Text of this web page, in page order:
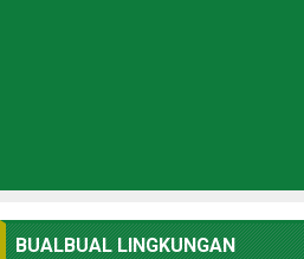
BUALBUAL LINGKUNGAN